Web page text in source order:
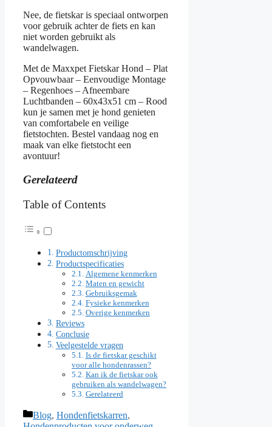
Nee, de fietskar is speciaal ontworpen
voor gebruik achter de fiets en kan
niet worden gebruikt als
wandelwagen.
Met de Maxxpet Fietskar Hond – Plat
Opvouwbaar – Eenvoudige Montage
– Regenhoes – Afneembare
Luchtbanden – 60x43x51 cm – Rood
kun je samen met je hond genieten
van comfortabele en veilige
fietstochten. Bestel vandaag nog en
maak van elke fietstocht een
avontuur!
Gerelateerd
Table of Contents
Productomschrijving
Productspecificaties
Algemene kenmerken
Maten en gewicht
Gebruiksgemak
Fysieke kenmerken
Overige kenmerken
Reviews
Conclusie
Veelgestelde vragen
Is de fietskar geschikt
voor alle hondenrassen?
Kan ik de fietskar ook
gebruiken als wandelwagen?
Gerelateerd
Categorieën
Blog, Hondenfietskarren,